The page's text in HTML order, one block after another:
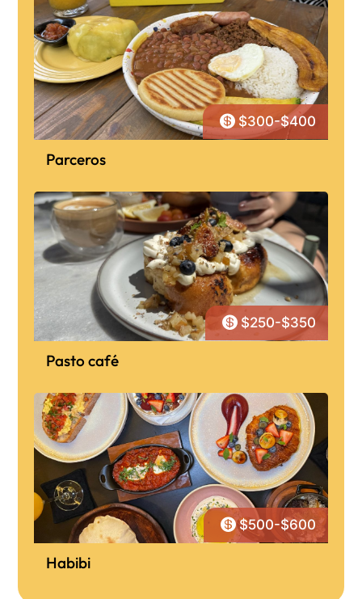
 $300-$400
Parceros
 $250-$350
Pasto café
 $500-$600
Habibi